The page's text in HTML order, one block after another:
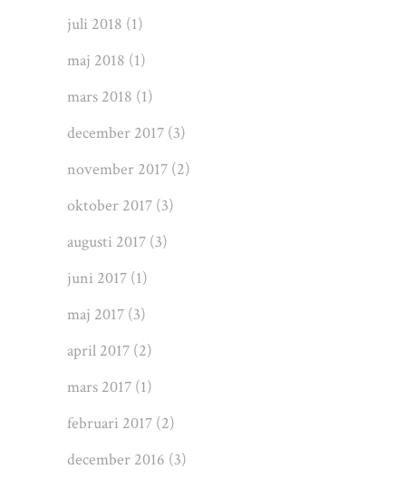
juli 2018 (1)
maj 2018 (1)
mars 2018 (1)
december 2017 (3)
november 2017 (2)
oktober 2017 (3)
augusti 2017 (3)
juni 2017 (1)
maj 2017 (3)
april 2017 (2)
mars 2017 (1)
februari 2017 (2)
december 2016 (3)